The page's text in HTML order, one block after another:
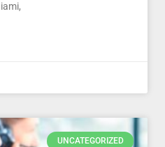
UNCATEGORIZED